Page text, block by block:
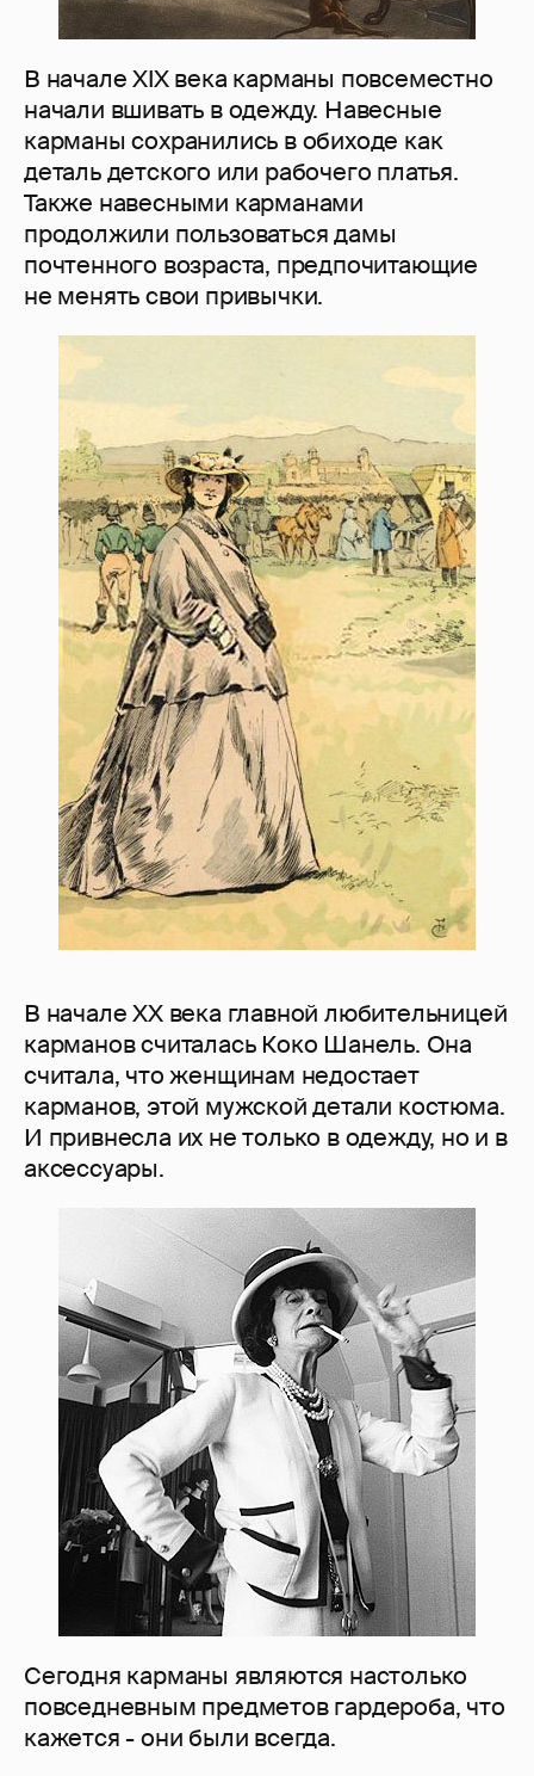
В начале XIX века карманы повсеместно
начали вшивать в одежду. Навесные
карманы сохранились в обиходе как
деталь детского или рабочего платья.
Также навесными карманами
продолжили пользоваться дамы
почтенного возраста, предпочитающие
не менять свои привычки.
В начале XX века главной любительницей
карманов считалась Коко Шанель. Она
считала, что женщинам недостает
карманов, этой мужской детали костюма.
И привнесла их не только в одежду, но и в
аксессуары.
Сегодня карманы являются настолько
повседневным предметов гардероба, что
кажется - они были всегда.